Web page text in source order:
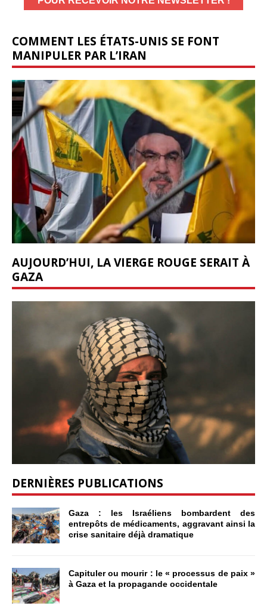
COMMENT LES ÉTATS-UNIS SE FONT
MANIPULER PAR L’IRAN
AUJOURD’HUI, LA VIERGE ROUGE SERAIT À
GAZA
DERNIÈRES PUBLICATIONS
Gaza : les Israéliens bombardent des
entrepôts de médicaments, aggravant ainsi la
crise sanitaire déjà dramatique
Capituler ou mourir : le « processus de paix »
à Gaza et la propagande occidentale